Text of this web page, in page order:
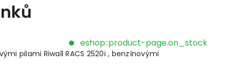
eshop::product-page.on_stock
pilami Riwall RACS 2520i , benzínovými